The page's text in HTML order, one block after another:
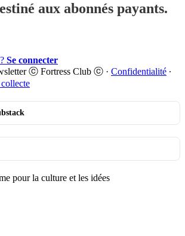
aux abonnés payants.
Se connecter
ⓒ Fortress Club ⓒ · Confidentialité ∙
pour la culture et les idées